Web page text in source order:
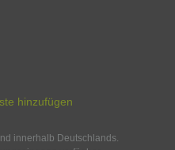
hinzufügen
innerhalb Deutschlands.